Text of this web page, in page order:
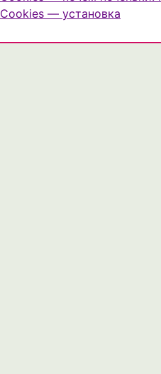
Cookies — установка